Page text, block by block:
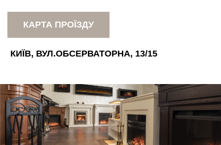
КАРТА ПРОЇЗДУ
КИЇВ, ВУЛ.ОБСЕРВАТОРНА, 13/15